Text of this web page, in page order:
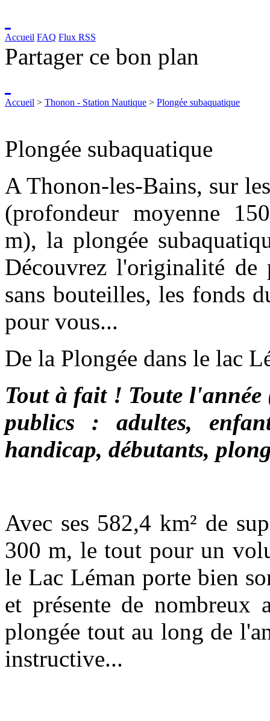
Accueil FAQ Flux RSS
Partager ce bon plan
Accueil > Thonon - Station Nautique > Plongée subaquatique
Plongée subaquatique
A Thonon-les-Bains, sur
(profondeur moyenne
m), la plongée
Découvrez l'originalité de
sans bouteilles, les fonds
pour vous...
De la Plongée dans le lac
Tout à fait ! Toute
publics : adultes,
handicap, débutants,
Avec ses 582,4 km² de
300 m, le tout pour un
le Lac Léman porte bien
et présente de nombreux
plongée tout au long de
instructive...